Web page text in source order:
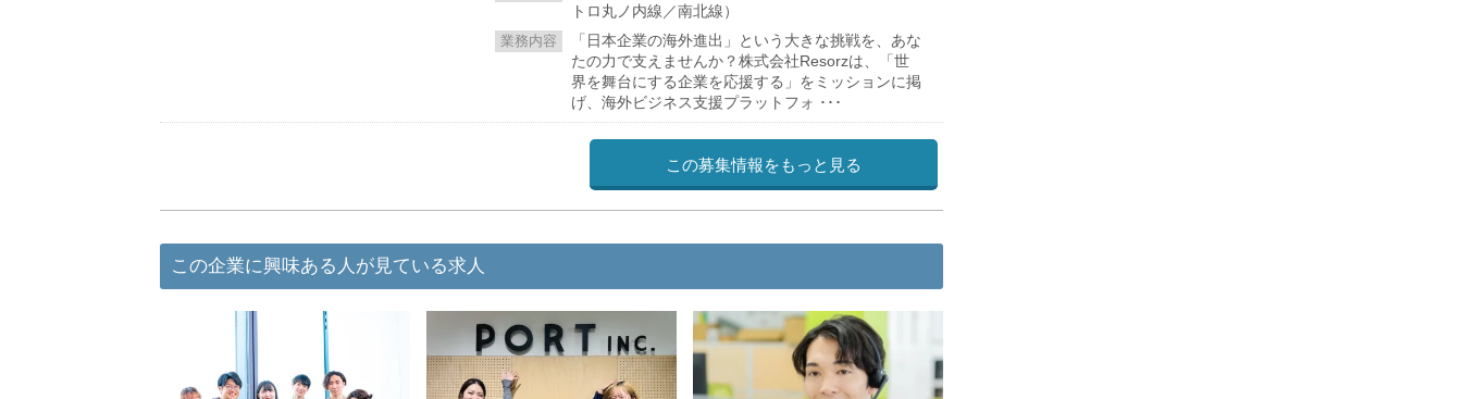
トロ丸ノ内線／南北線）
業務内容
「日本企業の海外進出」という大きな挑戦を、あな
たの力で支えませんか？株式会社Resorzは、「世
界を舞台にする企業を応援する」をミッションに掲
げ、海外ビジネス支援プラットフォ ･･･
この募集情報をもっと見る
この企業に興味ある人が見ている求人